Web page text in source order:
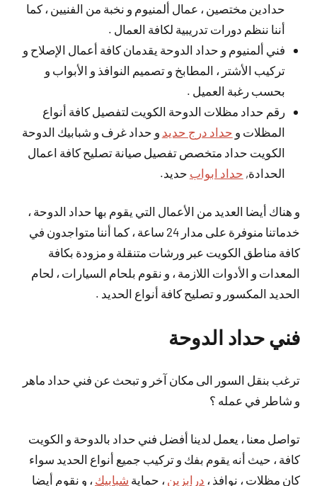
حدادين مختصين ، عمال ألمنيوم و نخبة من الفنيين ، كما
أننا ننظم دورات تدريبية لكافة العمال .
فني ألمنيوم و حداد الدوحة يقدمان كافة أعمال الإصلاح و
تركيب الأشتر ، المطابخ و تصميم النوافذ و الأبواب و
بحسب رغبة العميل .
رقم حداد مظلات الدوحة الكويت لتفصيل كافة أنواع
المظلات و حداد درج حديد و حداد غرف و شبابيك الدوحة
الكويت حداد متخصص تفصيل صيانة تصليح كافة اعمال
الحدادة, حداد ابواب حديد.
و هناك أيضا العديد من الأعمال التي يقوم بها حداد الدوحة ،
خدماتنا منوفرة على مدار 24 ساعة ، كما أننا متواجدون في
كافة مناطق الكويت عبر ورشات متنقلة و مزودة بكافة
المعدات و الأدوات اللازمة ، و نقوم بلحام السيارات ، لحام
الحديد المكسور و تصليح كافة أنواع الحديد .
فني حداد الدوحة
ترغب بنقل السور الى مكان آخر و تبحث عن فني حداد ماهر
و شاطر في عمله ؟
تواصل معنا ، يعمل لدينا أفضل فني حداد بالدوحة و الكويت
كافة ، حيث أنه يقوم بفك و تركيب جميع أنواع الحديد سواء
كان مظلات ، نوافذ ، درابزين ، حماية شبابيك ، و نقوم أيضا